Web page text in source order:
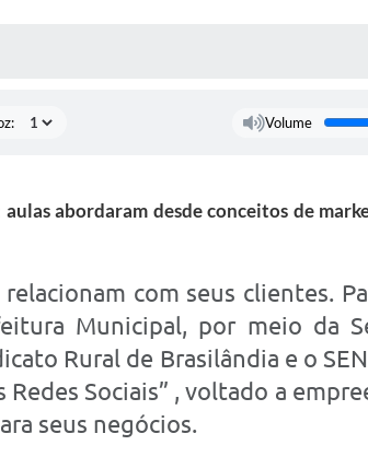
Volume
abordaram desde conceitos de
com seus clientes.
Municipal, por meio da
Rural de Brasilândia e o
Sociais” , voltado a
seus negócios.